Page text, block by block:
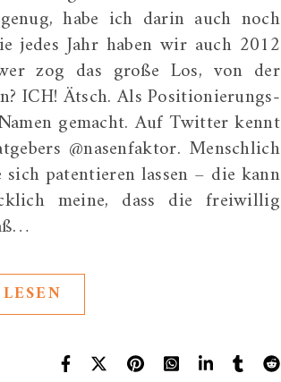
habe ich darin auch noch
jedes Jahr haben wir auch 2012
zog das große Los, von der
ICH! Ätsch. Als Positionierungs-
gemacht. Auf Twitter kennt
@nasenfaktor. Menschlich
patentieren lassen – die kann
meine, dass die freiwillig